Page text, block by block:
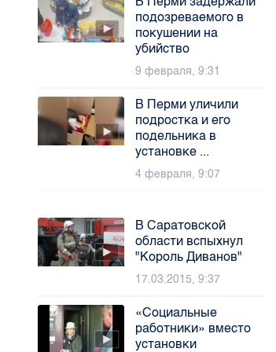
подозреваемого в
покушении на
убийство
9 февраля, 9:31
В Перми уличили
подростка и его
подельника в
установке ...
4 февраля, 9:07
В Саратовской
области вспыхнул
"Король Диванов"
17.03.2015, 9:37
«Социальные
работники» вместо
установки